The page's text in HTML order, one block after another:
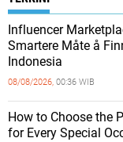
Influencer
Smartere Måte å
Indonesia
08/08/2026, 00:36 WIB
How to Choose the
for Every Special